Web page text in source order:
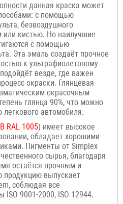
данная краска может
с помощью
безвоздушного
или кистью. Но наилучшие
с помощью
Эта эмаль создаёт прочное
к ультрафиолетовому
везде, где важен
окраски. Глянцевая
окрасочным
глянца 90%, что можно
легкового автомобиля.
RAL 1005) имеет высокое
обладает хорошими
Пигменты от Simplex
сырья, благодаря
остаётся прочным и
выпускает
соблюдая все
9001-2000, ISO 12944.